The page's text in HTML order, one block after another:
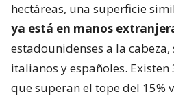
hectáreas, una superficie
ya está en manos
estadounidenses a la
italianos y españoles.
que superan el tope del 15%